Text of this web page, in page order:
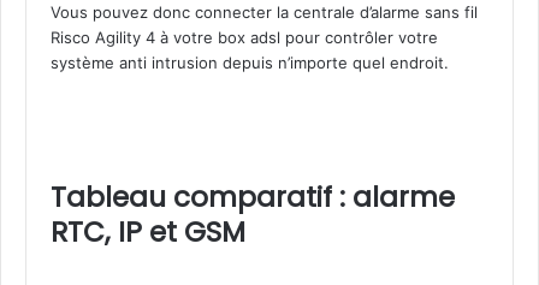
Vous pouvez donc connecter la centrale d’alarme sans fil
Risco Agility 4 à votre box adsl pour contrôler votre
système anti intrusion depuis n’importe quel endroit.
Tableau comparatif : alarme
RTC, IP et GSM